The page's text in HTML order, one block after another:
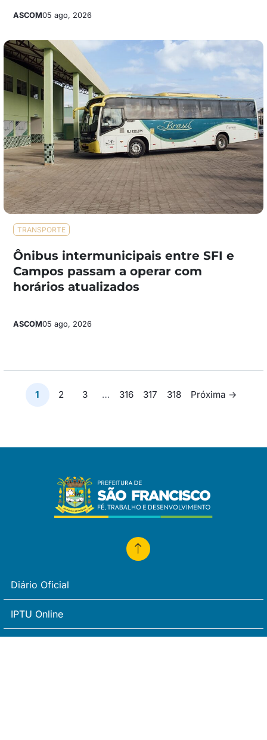
ASCOM05 ago, 2026
TRANSPORTE
Ônibus intermunicipais entre SFI e
Campos passam a operar com
horários atualizados
ASCOM05 ago, 2026
Paginação
1 2 3 … 316 317 318 Próxima →
Diário Oficial
IPTU Online